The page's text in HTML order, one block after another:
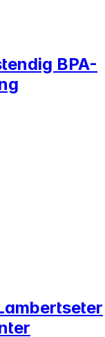
BPA-